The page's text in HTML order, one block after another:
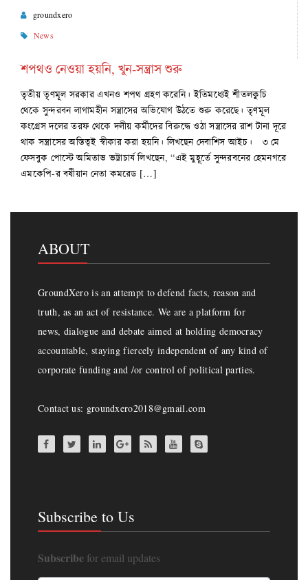
groundxero
News
শপথও নেওয়া হয়নি, খুন-সন্ত্রাস শুরু
তৃতীয় তৃণমূল সরকার এখনও শপথ গ্রহণ করেনি। ইতিমধ্যেই শীতলকুচি
থেকে সুন্দরবন লাগামহীন সন্ত্রাসের অভিযোগ উঠতে শুরু করেছে। তৃণমূল
কংগ্রেস দলের তরফ থেকে দলীয় কর্মীদের বিরুদ্ধে ওঠা সন্ত্রাসের রাশ টানা দূরে
থাক সন্ত্রাসের অস্তিত্বই স্বীকার করা হয়নি। লিখছেন দেবাশিস আইচ। ৩ মে
ফেসবুক পোস্টে অমিতাভ ভট্টাচার্য লিখছেন, “এই মুহূর্তে সুন্দরবনের হেমনগরে
এমকেপি-র বর্ষীয়ান নেতা কমরেড […]
ABOUT
GroundXero is an attempt to defend facts, reason and
truth, as an act of resistance. We are a platform for
news, dialogue and debate aimed at holding democracy
accountable, staying fiercely independent of any kind of
corporate funding and /or control of political parties.
Contact us: groundxero2018@gmail.com
Subscribe to Us
Subscribe for email updates